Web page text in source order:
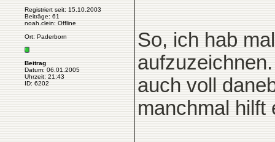
Registriert seit: 15.10.2003
Beiträge: 61
noah.clein: Offline
Ort: Paderborn
Beitrag
Datum: 06.01.2005
Uhrzeit: 21:43
ID: 6202
So, ich hab
auch voll
manchmal hilft